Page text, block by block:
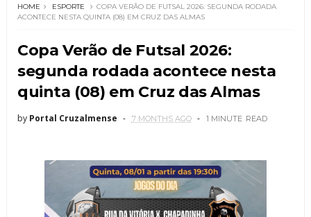
HOME ESPORTE
COPA VERÃO DE FUTSAL 2026: SEGUNDA RODADA
ACONTECE NESTA QUINTA (08) EM CRUZ DAS ALMAS
Copa Verão de Futsal 2026:
segunda rodada acontece nesta
quinta (08) em Cruz das Almas
by Portal Cruzalmense 7 MONTHS AGO 1 MINUTE READ